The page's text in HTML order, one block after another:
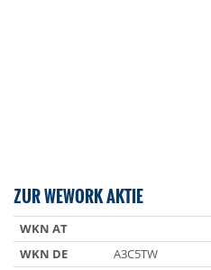
ZUR WEWORK AKTIE
WKN AT
WKN DE
A3C5TW